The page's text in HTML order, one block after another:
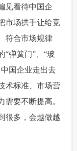
见看待中国企
市场拱手让给竞
符合市场规律
“弹簧门”、“玻
国企业走出去
术标准、市场营
需要不断提高。
很多，会越做越